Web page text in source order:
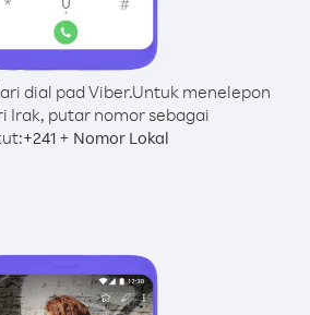
dial pad Viber.Untuk menelepon
Irak, putar nomor sebagai
+241+ Nomor Lokal